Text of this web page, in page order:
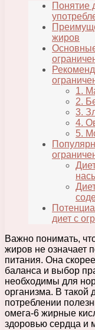
Понятие
жиров
1.
2.
3.
4.
5.
диет с
Важно понимать,
жиров не означает
питания. Она
баланса и выбор
необходимы для
организма. В такой
потреблении
омега-6 жирные
здоровью сердца и